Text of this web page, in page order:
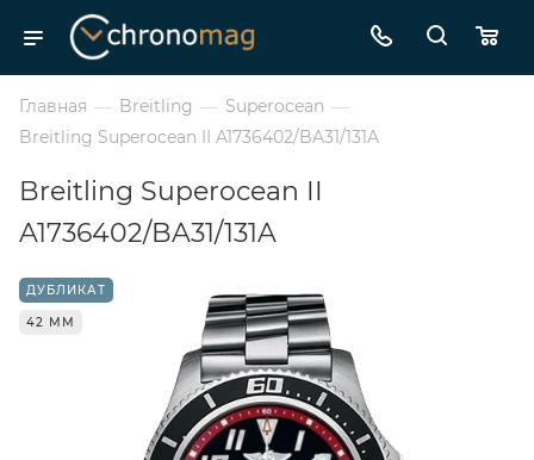
Главная — Breitling — Superocean —
Breitling Superocean II A1736402/BA31/131A
Breitling Superocean II
A1736402/BA31/131A
ДУБЛИКАТ
42 ММ